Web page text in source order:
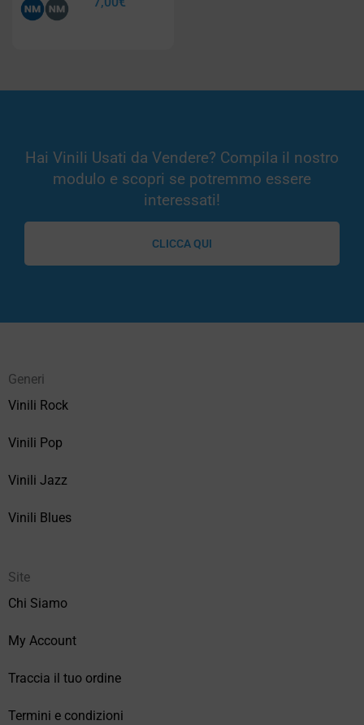
Hai Vinili Usati da Vendere? Compila il nostro
modulo e scopri se potremmo essere
interessati!
CLICCA QUI
Generi
Vinili Rock
Vinili Pop
Vinili Jazz
Vinili Blues
Site
Chi Siamo
My Account
Traccia il tuo ordine
Termini e condizioni